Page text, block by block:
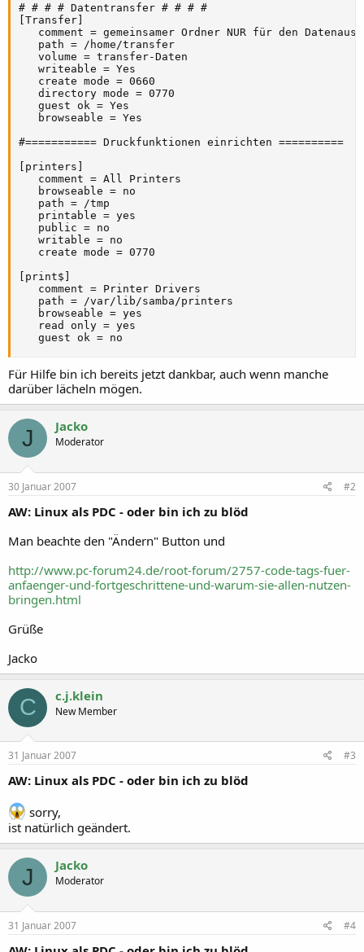
# # # # Datentransfer # # # #
[Transfer]
comment = gemeinsamer Ordner NUR für den
   path = /home/transfer
   volume = transfer-Daten
   writeable = Yes
   create mode = 0660
   directory mode = 0770
   guest ok = Yes
   browseable = Yes
#=========== Druckfunktionen einrichten ==========
[printers]
   comment = All Printers
   browseable = no
   path = /tmp
   printable = yes
   public = no
   writable = no
   create mode = 0770
[print$]
   comment = Printer Drivers
   path = /var/lib/samba/printers
   browseable = yes
   read only = yes
   guest ok = no
Für Hilfe bin ich bereits jetzt dankbar, auch wenn manche
darüber lächeln mögen.
J Jacko
Moderator
30 Januar 2007 #2
AW: Linux als PDC - oder bin ich zu blöd
Man beachte den "Ändern" Button und
http://www.pc-forum24.de/root-forum/2757-code-tags-fuer-
anfaenger-und-fortgeschrittene-und-warum-sie-allen-nutzen-
bringen.html
Grüße
Jacko
C c.j.klein
New Member
31 Januar 2007 #3
AW: Linux als PDC - oder bin ich zu blöd
sorry,
ist natürlich geändert.
J Jacko
Moderator
31 Januar 2007 #4